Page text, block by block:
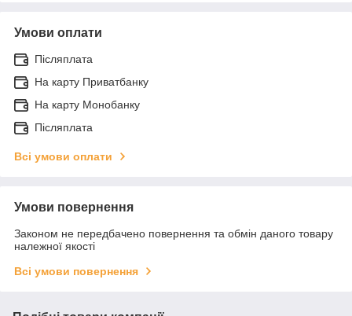
Умови оплати
Післяплата
На карту Приватбанку
На карту Монобанку
Післяплата
Всі умови оплати
Умови повернення
Законом не передбачено повернення та обмін даного товару
належної якості
Всі умови повернення